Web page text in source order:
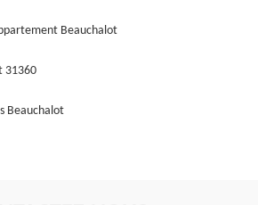
Beauchalot
31360
Beauchalot